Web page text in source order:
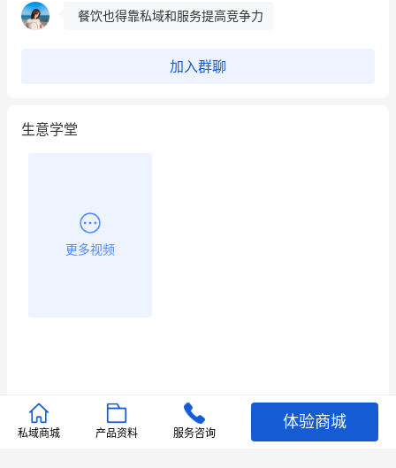
餐饮也得靠私域和服务提高竞争力
加入群聊
生意学堂
更多视频
推荐文章
私域商城 产品资料 服务咨询
体验商城